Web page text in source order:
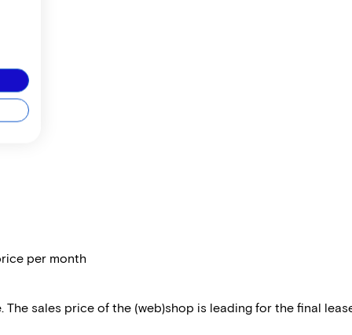
per month
sales price of the (web)shop is leading for the final